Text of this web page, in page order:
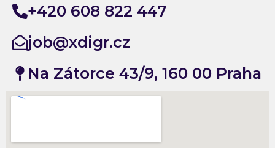
+420 608 822 447
job@xdigr.cz
Na Zátorce 43/9, 160 00 Praha